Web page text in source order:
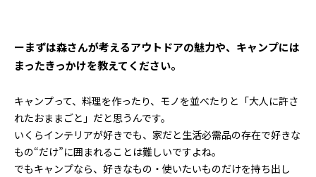
ーまずは森さんが考えるアウトドアの魅力や、キャンプには
まったきっかけを教えてください。
キャンプって、料理を作ったり、モノを並べたりと「大人に許さ
れたおままごと」だと思うんです。
いくらインテリアが好きでも、家だと生活必需品の存在で好きな
もの“だけ”に囲まれることは難しいですよね。
でもキャンプなら、好きなもの・使いたいものだけを持ち出し